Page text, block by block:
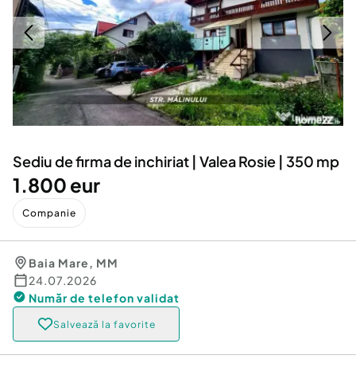
Servicii
Animale de companie
Afaceri și echipamente profesionale
Inchiriere Bunuri si Vehicule
Utilaje agricole si industriale
Piese auto si accesorii
Dacia Duster
Sediu de firma de inchiriat | Valea Rosie | 350 mp
1.800 eur
Companie
Baia Mare, MM
24.07.2026
Număr de telefon validat
Salvează la favorite